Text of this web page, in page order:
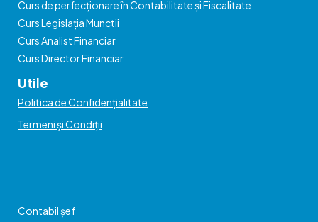
Curs de perfecționare în Contabilitate și Fiscalitate
Curs Legislația Munctii
Curs Analist Financiar
Curs Director Financiar
Utile
Politica de Confidențialitate
Termeni și Condiții
Contabil șef